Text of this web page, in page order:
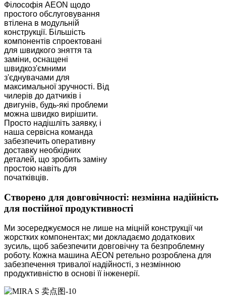
Філософія AEON щодо
простого обслуговування
втілена в модульній
конструкції. Більшість
компонентів спроектовані
для швидкого зняття та
заміни, оснащені
швидкоз'ємними
з'єднувачами для
максимальної зручності. Від
чилерів до датчиків і
двигунів, будь-які проблеми
можна швидко вирішити.
Просто надішліть заявку, і
наша сервісна команда
забезпечить оперативну
доставку необхідних
деталей, що зробить заміну
простою навіть для
початківців.
Створено для довговічності: незмінна надійність
для постійної продуктивності
Ми зосереджуємося не лише на міцній конструкції чи
жорстких компонентах; ми докладаємо додаткових
зусиль, щоб забезпечити довговічну та безпроблемну
роботу. Кожна машина AEON ретельно розроблена для
забезпечення тривалої надійності, з незмінною
продуктивністю в основі її інженерії.